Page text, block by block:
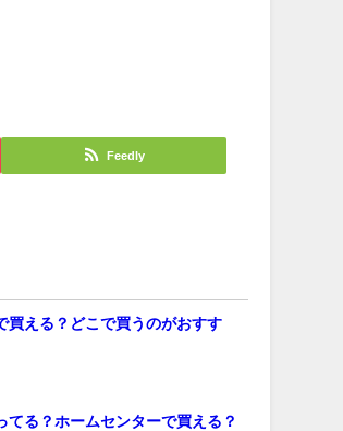
Feedly
買える？どこで買うのがおすす
てる？ホームセンターで買える？